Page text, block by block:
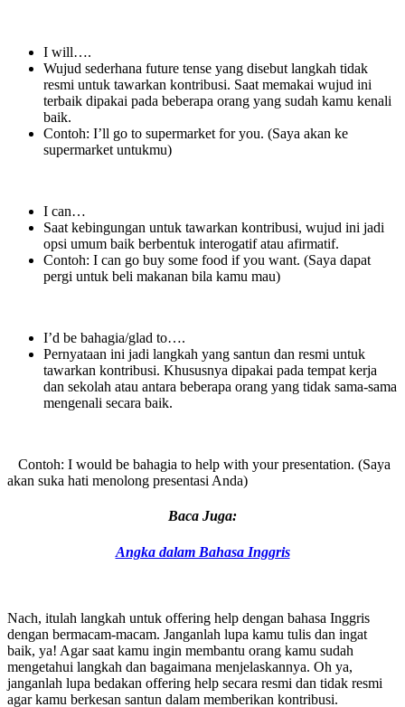
I will….
Wujud sederhana future tense yang disebut langkah tidak
resmi untuk tawarkan kontribusi. Saat memakai wujud ini
terbaik dipakai pada beberapa orang yang sudah kamu kenali
baik.
Contoh: I’ll go to supermarket for you. (Saya akan ke
supermarket untukmu)
I can…
Saat kebingungan untuk tawarkan kontribusi, wujud ini jadi
opsi umum baik berbentuk interogatif atau afirmatif.
Contoh: I can go buy some food if you want. (Saya dapat
pergi untuk beli makanan bila kamu mau)
I’d be bahagia/glad to….
Pernyataan ini jadi langkah yang santun dan resmi untuk
tawarkan kontribusi. Khususnya dipakai pada tempat kerja
dan sekolah atau antara beberapa orang yang tidak sama-sama
mengenali secara baik.
Contoh: I would be bahagia to help with your presentation. (Saya
akan suka hati menolong presentasi Anda)
Baca Juga:
Angka dalam Bahasa Inggris
Nach, itulah langkah untuk offering help dengan bahasa Inggris
dengan bermacam-macam. Janganlah lupa kamu tulis dan ingat
baik, ya! Agar saat kamu ingin membantu orang kamu sudah
mengetahui langkah dan bagaimana menjelaskannya. Oh ya,
janganlah lupa bedakan offering help secara resmi dan tidak resmi
agar kamu berkesan santun dalam memberikan kontribusi.